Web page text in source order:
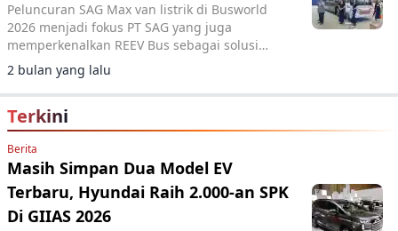
Peluncuran SAG Max van listrik di Busworld
2026 menjadi fokus PT SAG yang juga
memperkenalkan REEV Bus sebagai solusi
transportasi rendah emisi di Indonesia.
2 bulan yang lalu
Terkini
Berita
Masih Simpan Dua Model EV
Terbaru, Hyundai Raih 2.000-an SPK
Di GIIAS 2026